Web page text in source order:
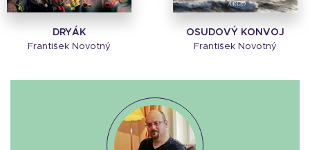
DRYÁK
František Novotný
OSUDOVÝ KONVOJ
František Novotný